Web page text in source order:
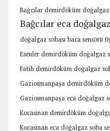
Bağcılar demirdöküm doğalgaz
Bağcılar eca
doğalgaz sobası baca sensörü
Esenler demirdöküm doğalgaz
Fatih demirdöküm doğalgaz
Gaziosmanpaşa demirdöküm
Gaziosmanpaşa eca doğalgaz
Kocasinan demirdöküm
Kocasinan eca doğalgaz soba